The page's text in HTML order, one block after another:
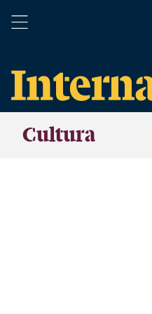
Cultura